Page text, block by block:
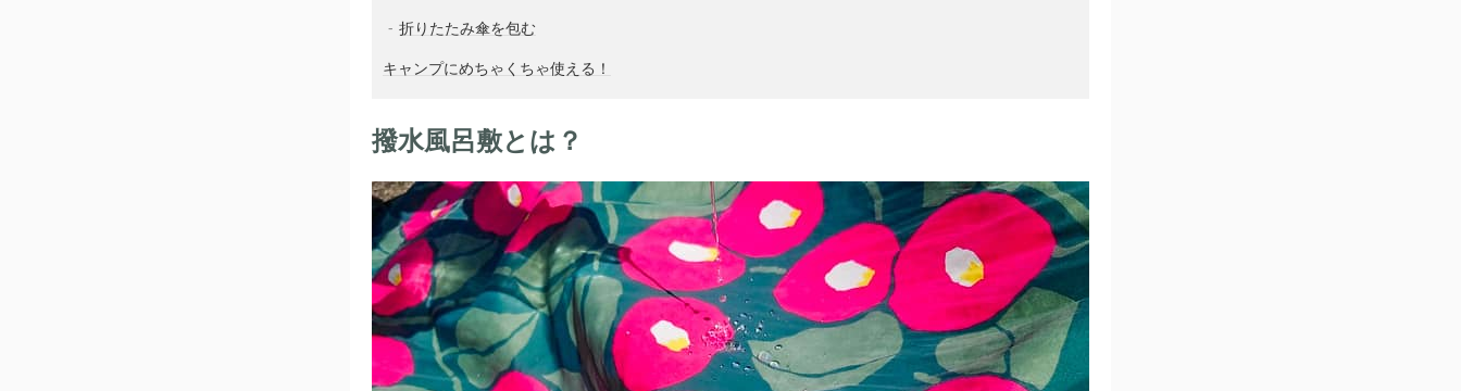
折りたたみ傘を包む
キャンプにめちゃくちゃ使える！
撥水風呂敷とは？